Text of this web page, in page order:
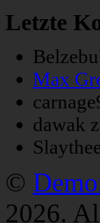
Letzte
Max
dawak
©
2026.